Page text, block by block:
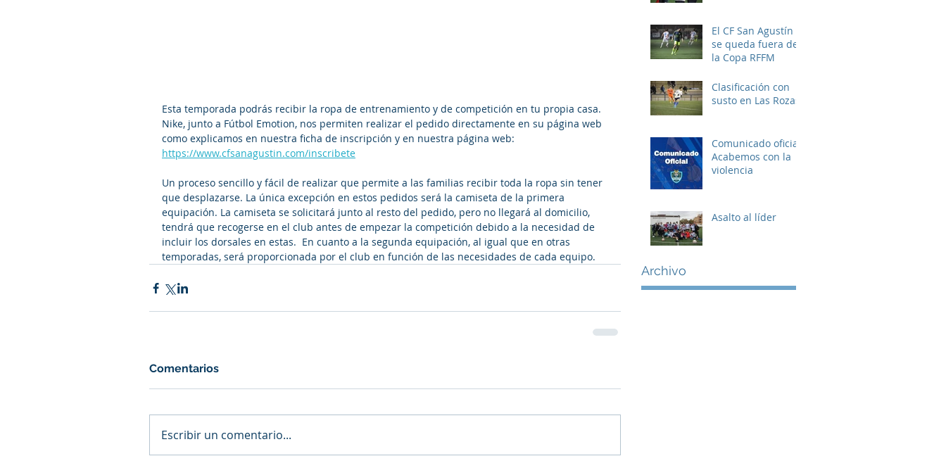
Esta temporada podrás recibir la ropa de entrenamiento y de competición en tu propia casa.
Nike, junto a Fútbol Emotion, nos permiten realizar el pedido directamente en su página web
como explicamos en nuestra ficha de inscripción y en nuestra página web:
https://www.cfsanagustin.com/inscribete
Un proceso sencillo y fácil de realizar que permite a las familias recibir toda la ropa sin tener
que desplazarse. La única excepción en estos pedidos será la camiseta de la primera
equipación. La camiseta se solicitará junto al resto del pedido, pero no llegará al domicilio,
tendrá que recogerse en el club antes de empezar la competición debido a la necesidad de
incluir los dorsales en estas.  En cuanto a la segunda equipación, al igual que en otras
temporadas, será proporcionada por el club en función de las necesidades de cada equipo.
Comentarios
Escribir un comentario...
El CF San Agustín
se queda fuera de
la Copa RFFM
Clasificación con
susto en Las Rozas
Comunicado oficial:
Acabemos con la
violencia
Asalto al líder
Archivo